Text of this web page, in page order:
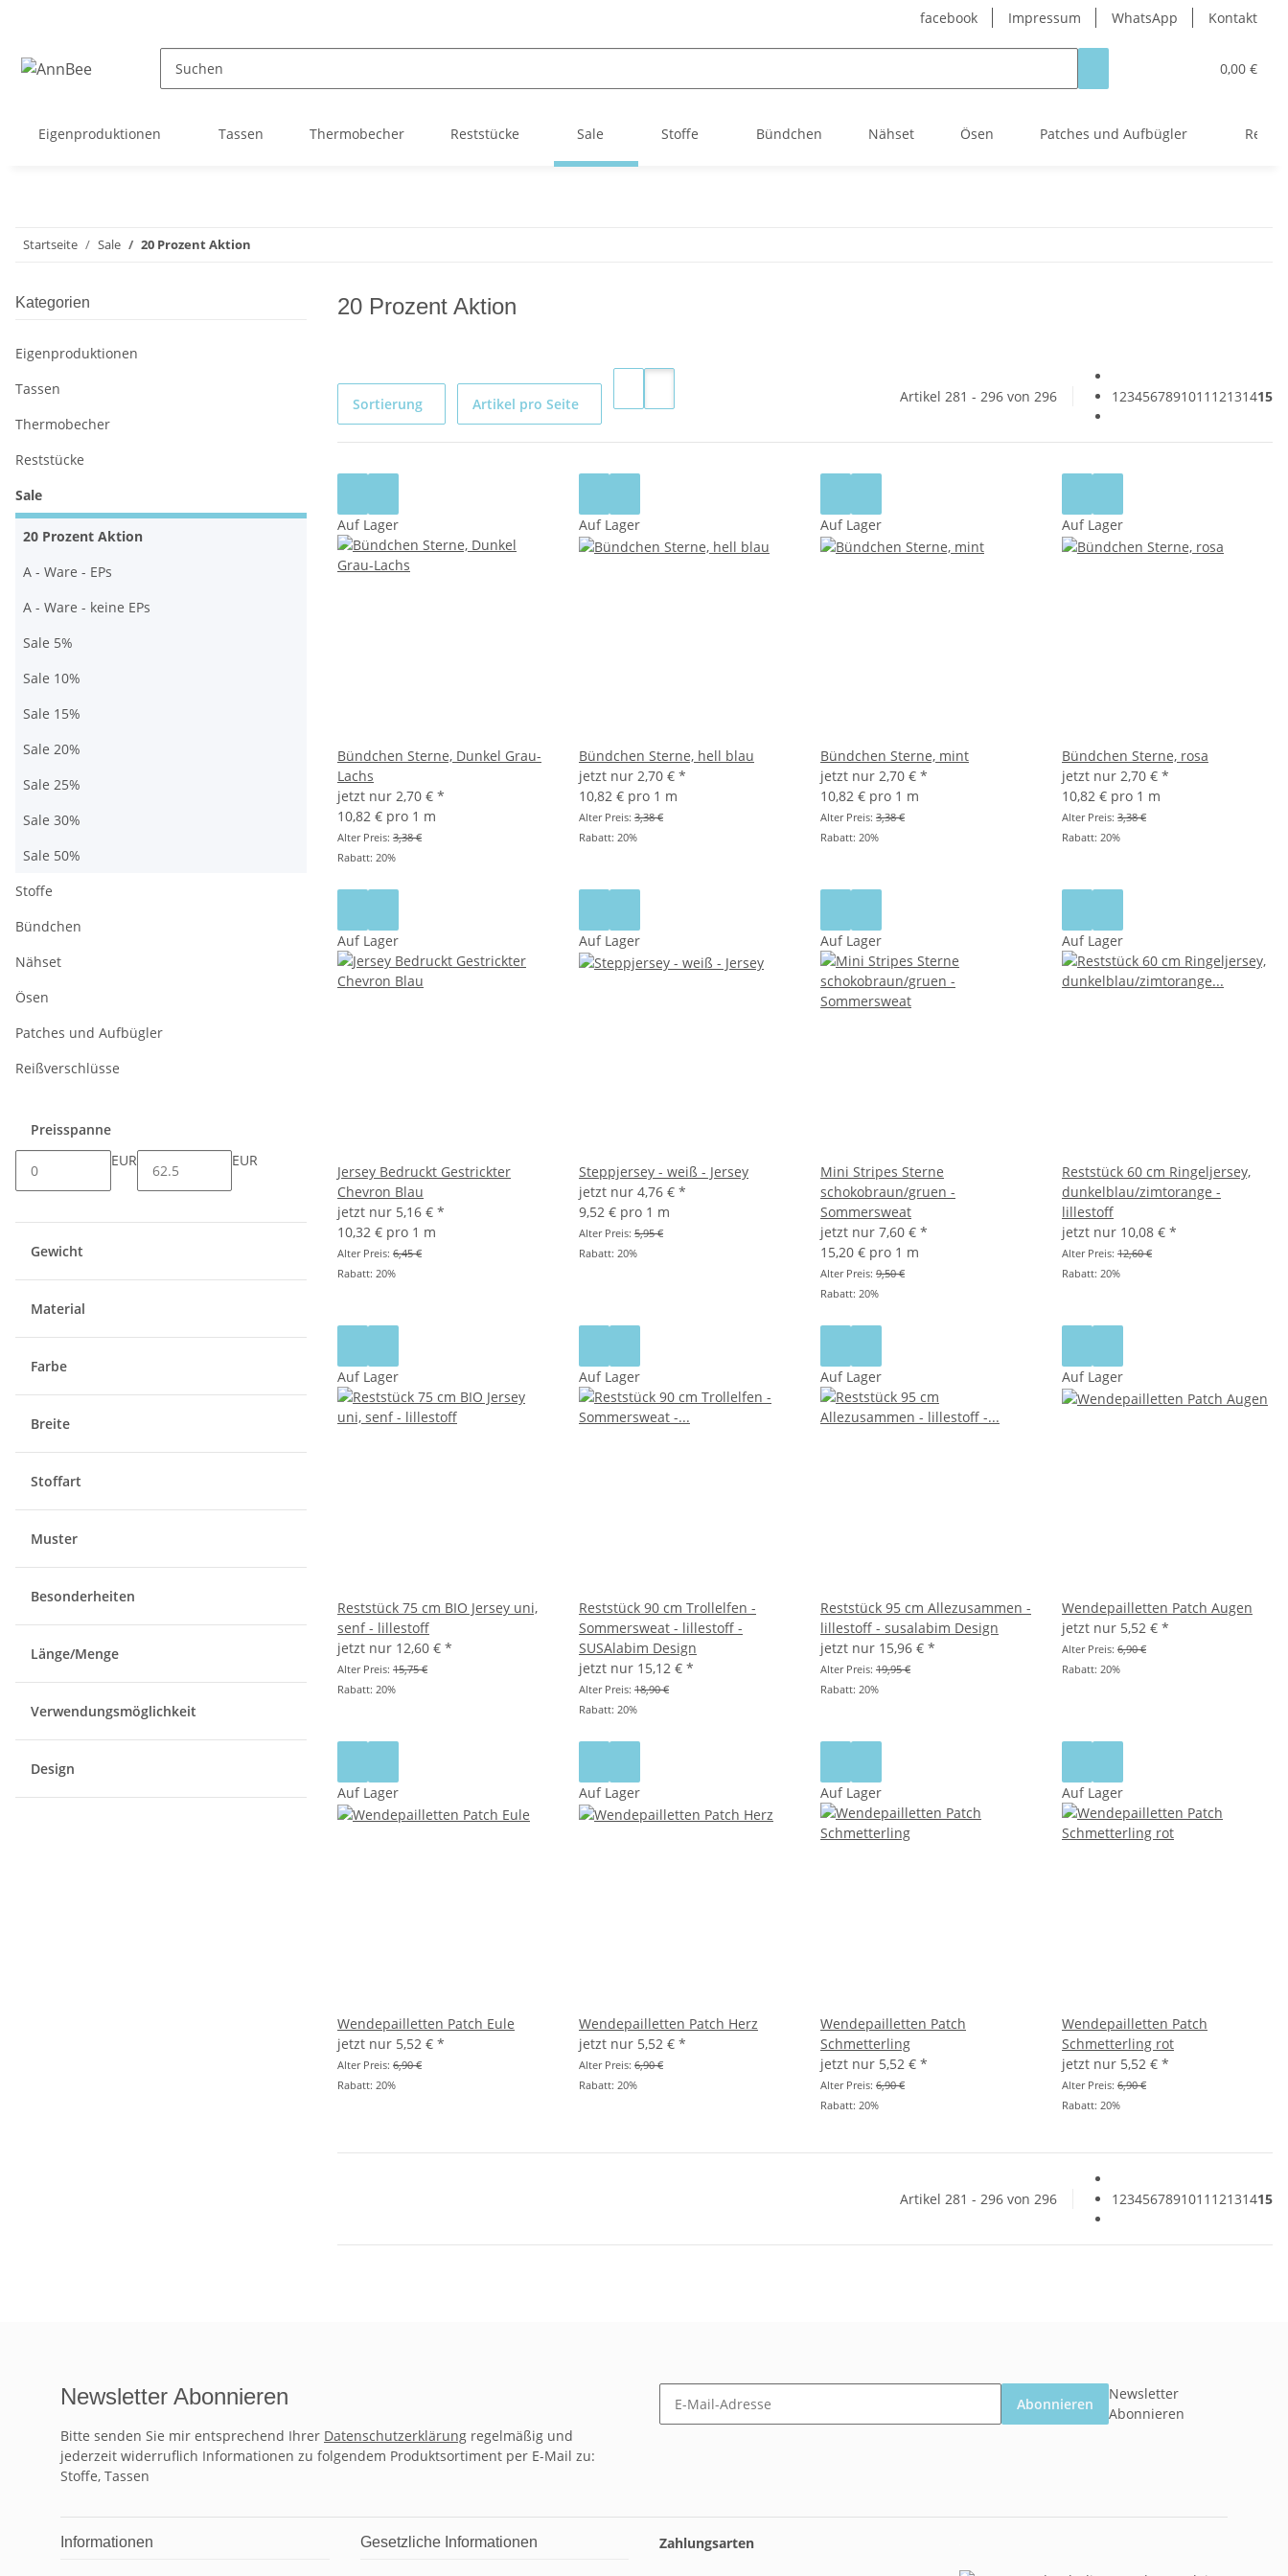
facebook Impressum WhatsApp Kontakt
0,00 €
Eigenproduktionen Tassen Thermobecher Reststücke Sale Stoffe Bündchen Nähset Ösen Patches und Aufbügler
Startseite Sale 20 Prozent Aktion
20 Prozent Aktion
Sortierung Artikel pro Seite Artikel 281 - 296 von 296 1234567891011 12131415
Auf Lager
Bündchen Sterne, Dunkel Grau-
Lachs
jetzt nur 2,70 € *
10,82 € pro 1 m
Alter Preis: 3,38 €
Rabatt: 20%
Auf Lager
Bündchen Sterne, hell blau
jetzt nur 2,70 € *
10,82 € pro 1 m
Alter Preis: 3,38 €
Rabatt: 20%
Auf Lager
Bündchen Sterne, mint
jetzt nur 2,70 € *
10,82 € pro 1 m
Alter Preis: 3,38 €
Rabatt: 20%
Auf Lager
Bündchen Sterne, rosa
jetzt nur 2,70 € *
10,82 € pro 1 m
Alter Preis: 3,38 €
Rabatt: 20%
Auf Lager
Jersey Bedruckt Gestrickter
Chevron Blau
jetzt nur 5,16 € *
10,32 € pro 1 m
Alter Preis: 6,45 €
Rabatt: 20%
Auf Lager
Steppjersey - weiß - Jersey
jetzt nur 4,76 € *
9,52 € pro 1 m
Alter Preis: 5,95 €
Rabatt: 20%
Auf Lager
Mini Stripes Sterne
schokobraun/gruen -
Sommersweat
jetzt nur 7,60 € *
15,20 € pro 1 m
Alter Preis: 9,50 €
Rabatt: 20%
Auf Lager
Reststück 60 cm Ringeljersey,
dunkelblau/zimtorange -
lillestoff
jetzt nur 10,08 € *
Alter Preis: 12,60 €
Rabatt: 20%
Auf Lager
Reststück 75 cm BIO Jersey uni,
senf - lillestoff
jetzt nur 12,60 € *
Alter Preis: 15,75 €
Rabatt: 20%
Auf Lager
Reststück 90 cm Trollelfen -
Sommersweat - lillestoff -
SUSAlabim Design
jetzt nur 15,12 € *
Alter Preis: 18,90 €
Rabatt: 20%
Auf Lager
Reststück 95 cm Allezusammen -
lillestoff - susalabim Design
jetzt nur 15,96 € *
Alter Preis: 19,95 €
Rabatt: 20%
Auf Lager
Wendepailletten Patch Augen
jetzt nur 5,52 € *
Alter Preis: 6,90 €
Rabatt: 20%
Auf Lager
Wendepailletten Patch Eule
jetzt nur 5,52 € *
Alter Preis: 6,90 €
Rabatt: 20%
Auf Lager
Wendepailletten Patch Herz
jetzt nur 5,52 € *
Alter Preis: 6,90 €
Rabatt: 20%
Auf Lager
Wendepailletten Patch
Schmetterling
jetzt nur 5,52 € *
Alter Preis: 6,90 €
Rabatt: 20%
Auf Lager
Wendepailletten Patch
Schmetterling rot
jetzt nur 5,52 € *
Alter Preis: 6,90 €
Rabatt: 20%
Artikel 281 - 296 von 296 1234567891011 12131415
Kategorien
Eigenproduktionen
Tassen
Thermobecher
Reststücke
Sale
20 Prozent Aktion
A - Ware - EPs
A - Ware - keine EPs
Sale 5%
Sale 10%
Sale 15%
Sale 20%
Sale 25%
Sale 30%
Sale 50%
Stoffe
Bündchen
Nähset
Ösen
Patches und Aufbügler
Reißverschlüsse
Preisspanne
EUR
EUR
Gewicht
Material
Farbe
Breite
Stoffart
Muster
Besonderheiten
Länge/Menge
Verwendungsmöglichkeit
Design
Newsletter Abonnieren
Bitte senden Sie mir entsprechend Ihrer Datenschutzerklärung regelmäßig und
jederzeit widerruflich Informationen zu folgendem Produktsortiment per E-Mail zu:
Stoffe, Tassen
Abonnieren
Newsletter
Abonnieren
Informationen Gesetzliche Informationen Zahlungsarten